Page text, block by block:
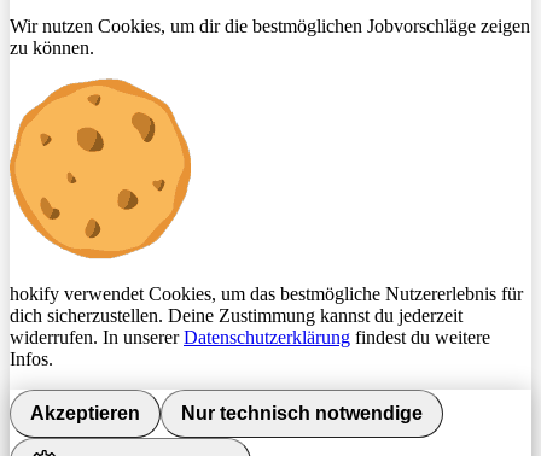
Wir nutzen Cookies, um dir die bestmöglichen Jobvorschläge zeigen
zu können.
hokify verwendet Cookies, um das bestmögliche Nutzererlebnis für
dich sicherzustellen. Deine Zustimmung kannst du jederzeit
widerrufen. In unsererDatenschutzerklärung findest du weitere
Infos.
Akzeptieren Nur technisch notwendige